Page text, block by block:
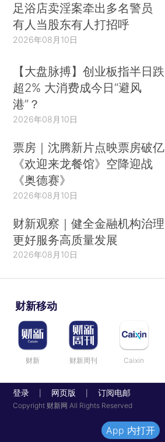
足浴店卖淫案牵出多名警员
有人当股东有人打招呼
2026年08月10日
【大盘脉搏】创业板指半日跌
超2% 大消费成今日“避风
港”？
2026年08月10日
票房｜沈腾新片点映票房破亿
《欢迎来龙餐馆》空降迎战
《奥德赛》
2026年08月10日
财新观察｜健全金融机构治理
更好服务高质量发展
2026年08月10日
财新移动
财新 财新周刊 Caixin
登录 网页版 订阅电邮
Copyright 财新网 All Rights Reserved
App 内打开